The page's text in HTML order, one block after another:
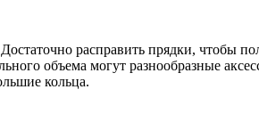
расправить прядки, чтобы
объема могут разнообразные
кольца.